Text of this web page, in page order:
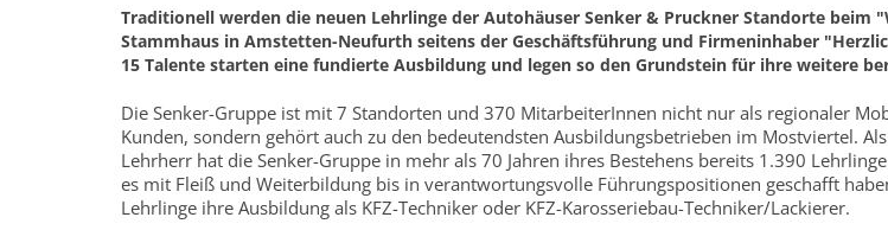
Traditionell werden die neuen Lehrlinge der Autohäuser Senker & Pruckner Standorte beim
Stammhaus in Amstetten-Neufurth seitens der Geschäftsführung und Firmeninhaber
15 Talente starten eine fundierte Ausbildung und legen so den Grundstein für ihre weitere
Die Senker-Gruppe ist mit 7 Standorten und 370 MitarbeiterInnen nicht nur als regionaler
Kunden, sondern gehört auch zu den bedeutendsten Ausbildungsbetrieben im Mostviertel.
Lehrherr hat die Senker-Gruppe in mehr als 70 Jahren ihres Bestehens bereits 1.390
es mit Fleiß und Weiterbildung bis in verantwortungsvolle Führungspositionen geschafft
Lehrlinge ihre Ausbildung als KFZ-Techniker oder KFZ-Karosseriebau-Techniker/Lackierer.